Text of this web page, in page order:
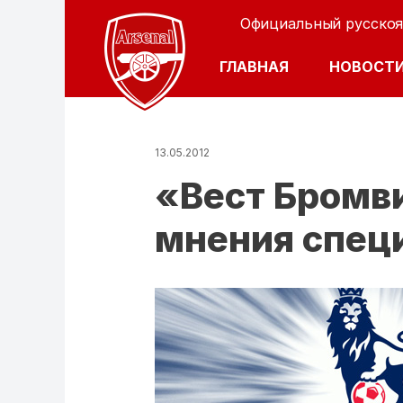
Официальный
ОСНОВНАЯ
ГЛАВНАЯ
13.05.2012
«Вест
мнения